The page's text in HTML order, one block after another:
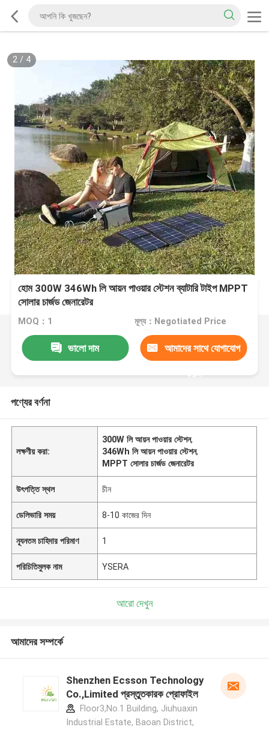
2/ 4
হোম 300W 346Wh লি আয়ন পাওয়ার স্টেশন ব্যাটারি টাইপ MPPT
সোলার চার্জড জেনারেটর
MOQ：1 মূল্য：Negotiated Price
ভালো দাম আমাদের সাথে যোগাযোগ
করুন
পণ্যের বর্ণনা
লক্ষণীয় করা:
300W লি আয়ন পাওয়ার স্টেশন,
346Wh লি আয়ন পাওয়ার স্টেশন,
MPPT সোলার চার্জড জেনারেটর
উৎপত্তি স্থল চীন
ডেলিভারি সময় 8-10 কাজের দিন
ন্যূনতম চাহিদার পরিমাণ 1
পরিচিতিমুলক নাম YSERA
আরো দেখুন
আমাদের সম্পর্কে
Shenzhen Ecsson Technology
Co.,Limited প্রস্তুতকারক প্রোফাইল
Floor3,No.1 Building, Jiuhuaxin
Industrial Estate, Baoan District,